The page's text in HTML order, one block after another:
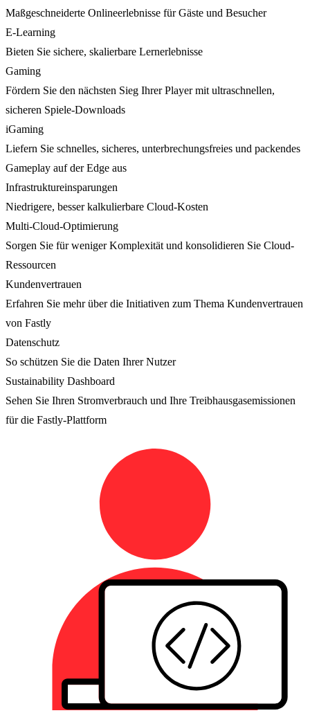
Maßgeschneiderte Onlineerlebnisse für Gäste und Besucher
E-Learning
Bieten Sie sichere, skalierbare Lernerlebnisse
Gaming
Fördern Sie den nächsten Sieg Ihrer Player mit ultraschnellen,
sicheren Spiele-Downloads
iGaming
Liefern Sie schnelles, sicheres, unterbrechungsfreies und packendes
Gameplay auf der Edge aus
Infrastruktureinsparungen
Niedrigere, besser kalkulierbare Cloud-Kosten
Multi-Cloud-Optimierung
Sorgen Sie für weniger Komplexität und konsolidieren Sie Cloud-
Ressourcen
Kundenvertrauen
Erfahren Sie mehr über die Initiativen zum Thema Kundenvertrauen
von Fastly
Datenschutz
So schützen Sie die Daten Ihrer Nutzer
Sustainability Dashboard
Sehen Sie Ihren Stromverbrauch und Ihre Treibhausgasemissionen
für die Fastly-Plattform